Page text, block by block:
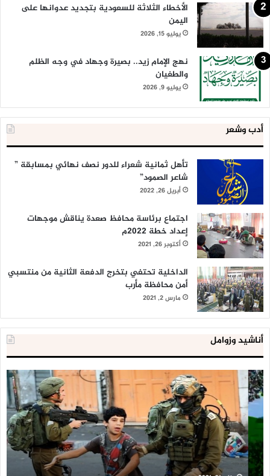
الأخطاء الثلاثة للسعودية بتجديد عدوانها على
اليمن
يوليو 15, 2026
نهج الإمام زيد.. بصيرة وجهاد في وجه الظلم
والطغيان
يوليو 9, 2026
أدب وشعر
تأهل ثمانية شعراء للدور نصف نهائي بمسابقة ”
شاعر الصمود”
أبريل 26, 2022
اجتماع برئاسة محافظ صعدة يناقش موجهات
إعداد خطة 2022م
أكتوبر 26, 2021
الداخلية تحتفي بتخرج الدفعة الثانية من منتسبي
أمن محافظة مأرب
مارس 2, 2021
أناشيد وزوامل
العدو
الإسرائيلي
اعتقل
543
طفلا
فلسطينيا
خلال
2020